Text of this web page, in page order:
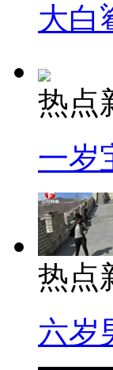
大白
热点
一岁
热点
六岁